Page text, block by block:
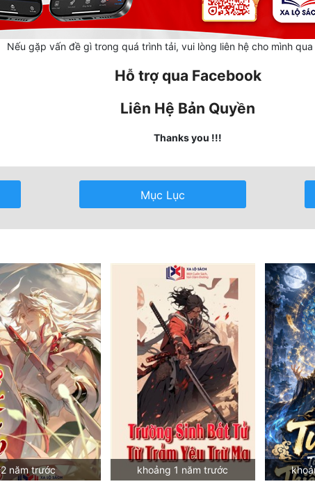
Nếu gặp vấn đề gì trong quá trình tải, vui lòng liên hệ cho mình qua
Hỗ trợ qua Facebook
Liên Hệ Bản Quyền
Thanks you !!!
Mục Lục
2 năm trước
khoảng 1 năm trước